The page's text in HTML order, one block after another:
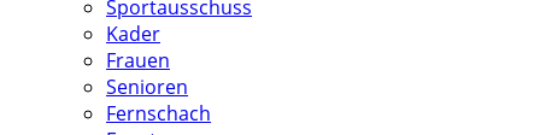
Sportausschuss
Kader
Frauen
Senioren
Fernschach